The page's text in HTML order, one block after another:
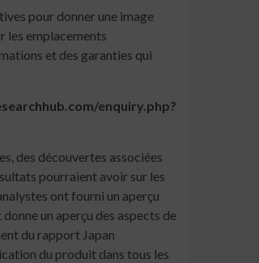
pour donner une image
les emplacements
et des garanties qui
enquiry.php?
des découvertes associées
pourraient avoir sur les
ont fourni un aperçu
un aperçu des aspects de
du rapport Japan
du produit dans tous les